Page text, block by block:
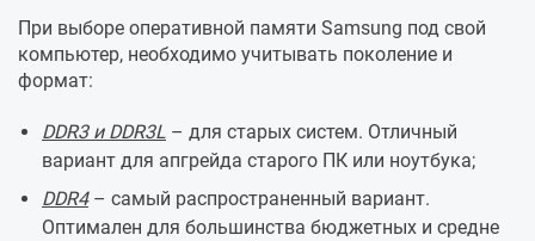
При выборе оперативной памяти Samsung под свой
компьютер, необходимо учитывать поколение и
формат:
DDR3 и DDR3L – для старых систем. Отличный
вариант для апгрейда старого ПК или ноутбука;
DDR4– самый распространенный вариант.
Оптимален для большинства бюджетных и средне